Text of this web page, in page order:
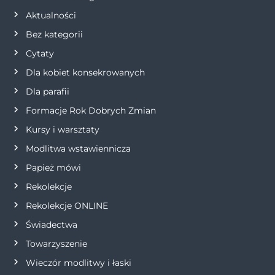
c
j
a
w
p
i
s
u
Aktualności
Bez kategorii
Cytaty
Dla kobiet konsekrowanych
Dla parafii
Formacje Rok Dobrych Zmian
Kursy i warsztaty
Modlitwa wstawiennicza
Papież mówi
Rekolekcje
Rekolekcje ONLINE
Świadectwa
Towarzyszenie
Wieczór modlitwy i łaski